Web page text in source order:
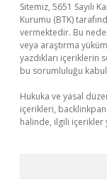
Sitemiz, 5651 Sayılı
Kurumu (BTK)
vermektedir. Bu
veya araştırma
yazdıkları içeriklerin
bu sorumluluğu kabul
Hukuka ve yasal
içerikleri,
halinde, ilgili içerikler